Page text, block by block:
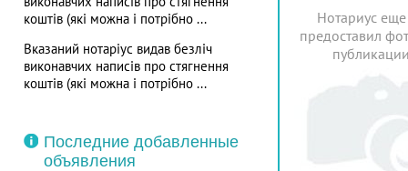
коштів (які можна і потрібно ...
Вказаний нотаріус видав безліч
виконавчих написів про стягнення
коштів (які можна і потрібно ...
Последние добавленные
объявления
Нотариус
предоставил